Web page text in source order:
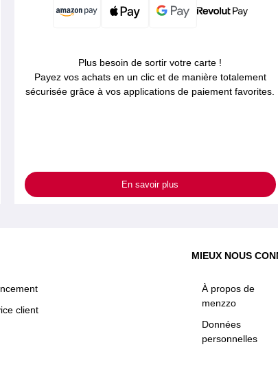
Plus besoin de sortir votre carte !
Payez vos achats en un clic et de manière totalement
sécurisée grâce à vos applications de paiement favorites.
En savoir plus
client
MIEUX NOUS
À propos de
menzzo
Données
personnelles